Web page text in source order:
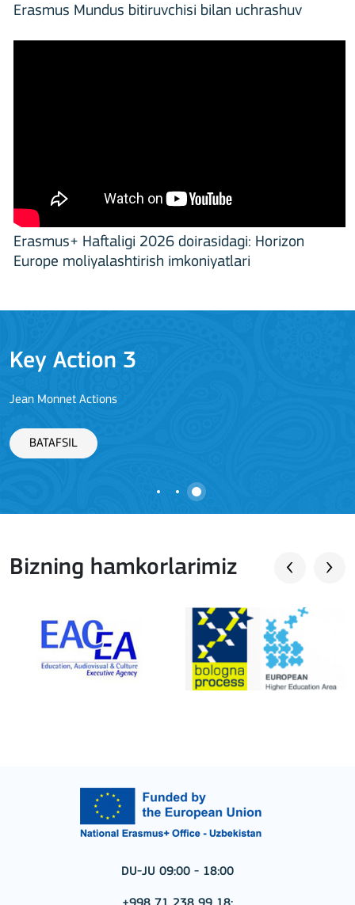
Erasmus Mundus bitiruvchisi bilan uchrashuv
Erasmus+ Haftaligi 2026 doirasidagi: Horizon
Europe moliyalashtirish imkoniyatlari
Key Action 3
Jean Monnet Actions
BATAFSIL
Bizning hamkorlarimiz
DU-JU 09:00 - 18:00